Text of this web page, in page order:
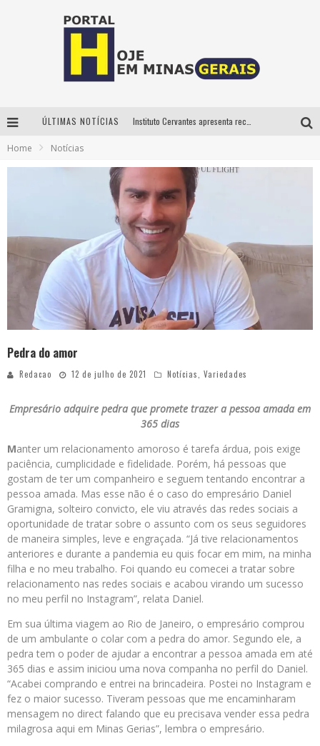
ÚLTIMAS NOTÍCIAS
Home Notícias
Pedra do amor
Redacao 12 de julho de 2021 Notícias, Variedades
Empresário adquire pedra que promete trazer a pessoa amada em
365 dias
Manter um relacionamento amoroso é tarefa árdua, pois exige
paciência, cumplicidade e fidelidade. Porém, há pessoas que
gostam de ter um companheiro e seguem tentando encontrar a
pessoa amada. Mas esse não é o caso do empresário Daniel
Gramigna, solteiro convicto, ele viu através das redes sociais a
oportunidade de tratar sobre o assunto com os seus seguidores
de maneira simples, leve e engraçada. “Já tive relacionamentos
anteriores e durante a pandemia eu quis focar em mim, na minha
filha e no meu trabalho. Foi quando eu comecei a tratar sobre
relacionamento nas redes sociais e acabou virando um sucesso
no meu perfil no Instagram”, relata Daniel.
Em sua última viagem ao Rio de Janeiro, o empresário comprou
de um ambulante o colar com a pedra do amor. Segundo ele, a
pedra tem o poder de ajudar a encontrar a pessoa amada em até
365 dias e assim iniciou uma nova companha no perfil do Daniel.
“Acabei comprando e entrei na brincadeira. Postei no Instagram e
fez o maior sucesso. Tiveram pessoas que me encaminharam
mensagem no direct falando que eu precisava vender essa pedra
milagrosa aqui em Minas Gerias”, lembra o empresário.